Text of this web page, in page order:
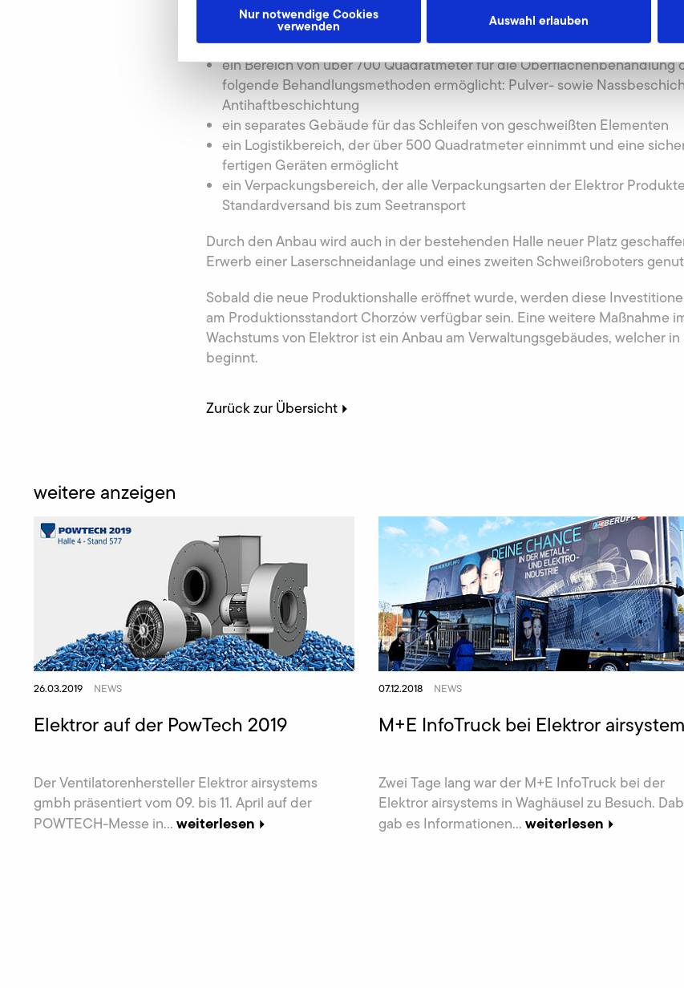
Nur notwendige Cookies
verwenden Auswahl erlauben
drei hochmoderne, schallgedämmte Testkabinen, welche alle
Auslieferung durchlaufen
ein Bereich von über 700 Quadratmeter für die Oberflächenbehandlung
folgende Behandlungsmethoden ermöglicht: Pulver- sowie
Antihaftbeschichtung
ein separates Gebäude für das Schleifen von geschweißten Elementen
ein Logistikbereich, der über 500 Quadratmeter einnimmt und eine
fertigen Geräten ermöglicht
ein Verpackungsbereich, der alle Verpackungsarten der Elektror
Standardversand bis zum Seetransport
Durch den Anbau wird auch in der bestehenden Halle neuer Platz
Erwerb einer Laserschneidanlage und eines zweiten Schweißroboters
Sobald die neue Produktionshalle eröffnet wurde, werden diese
am Produktionsstandort Chorzów verfügbar sein. Eine weitere Maßnahme
Wachstums von Elektror ist ein Anbau am Verwaltungsgebäudes, welcher
beginnt.
Zurück zur Übersicht
weitere anzeigen
26.03.2019 NEWS
Elektror auf der PowTech 2019
Der Ventilatorenhersteller Elektror airsystems
gmbh präsentiert vom 09. bis 11. April auf der
POWTECH-Messe in...weiterlesen
07.12.2018 NEWS
M+E InfoTruck bei Elektror
Zwei Tage lang war der M+E InfoTruck bei der
Elektror airsystems in Waghäusel zu Besuch.
gab es Informationen...weiterlesen